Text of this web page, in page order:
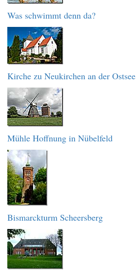
Was schwimmt denn da?
Kirche zu Neukirchen an der Ostsee
Mühle Hoffnung in Nübelfeld
Bismarckturm Scheersberg